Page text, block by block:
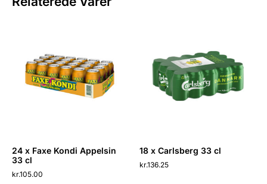
24 x Faxe Kondi Appelsin
33 cl
kr.105.00
18 x Carlsberg 33 cl
kr.136.25